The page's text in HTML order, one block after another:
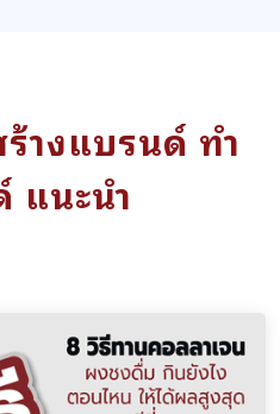
างแบรนด์ ทำ
แนะนำ